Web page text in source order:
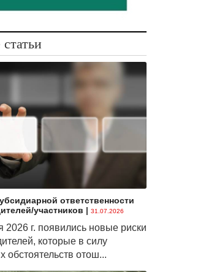
ответственности
участников | 31.07.2026
г. появились новые риски
которые в силу
обстоятельств отош...